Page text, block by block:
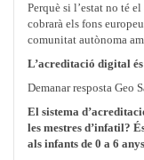
Perquè si l’estat no té
cobrarà els fons
comunitat autònoma
L’acreditació digital
Demanar resposta Geo
El sistema
les mestres d’infatil?
als infants de 0 a 6